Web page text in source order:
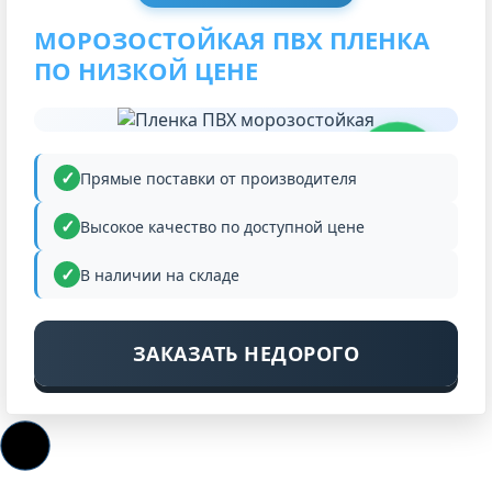
МОРОЗОСТОЙКАЯ ПВХ ПЛЕНКА
ПО НИЗКОЙ ЦЕНЕ
Прямые поставки от производителя
Высокое качество по доступной цене
В наличии на складе
ЗАКАЗАТЬ НЕДОРОГО